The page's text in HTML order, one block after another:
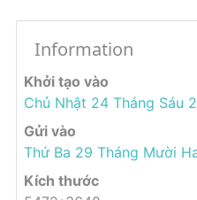
Information
Khởi tạo vào
Chủ Nhật 24 Tháng Sáu
Gửi vào
Thứ Ba 29 Tháng Mười
Kích thước